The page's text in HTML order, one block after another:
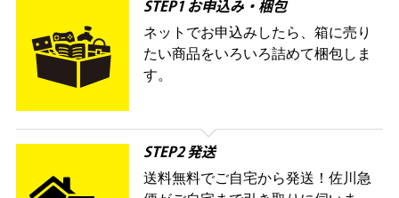
STEP1 お申込み・梱包
ネットでお申込みしたら、箱に売り
たい商品をいろいろ詰めて梱包しま
す。
STEP2 発送
送料無料でご自宅から発送！佐川急